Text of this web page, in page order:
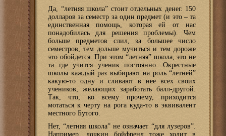
Да, “летняя школа” стоит отдельных денег. 150
долларов за семестр за один предмет (и это – та
единственная помощь, которая ей от нас
понадобилась для решения проблемы). Чем
больше предметов слил, за большее число
семестров, тем дольше мучиться и тем дороже
это обойдется. При этом “летняя” школа, это не
та где учится ученик постоянно. Окрестные
школы каждый раз выбирают на роль “летней”
какую-то одну и сливают в нее всех своих
учеников, желающих заработать балл-другой.
Так, что, ко всему прочему, приходится
мотаться к черту на рога куда-то в эквивалент
местного Бутого.
Нет, “летняя школа” не означает “для лузеров”.
Например, дочкин бойфренд тоже ходит в